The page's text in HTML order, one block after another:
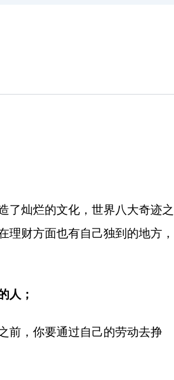
了灿烂的文化，世界八大奇迹之
理财方面也有自己独到的地方，
人；
前，你要通过自己的劳动去挣